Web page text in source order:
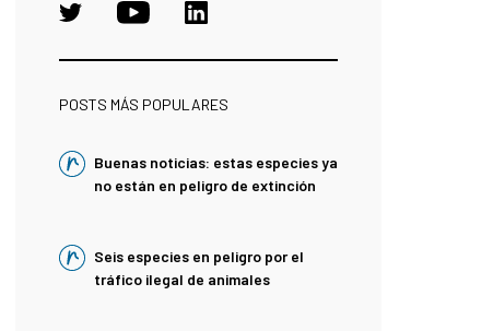
POSTS MÁS POPULARES
Buenas noticias: estas especies ya
no están en peligro de extinción
Seis especies en peligro por el
tráfico ilegal de animales